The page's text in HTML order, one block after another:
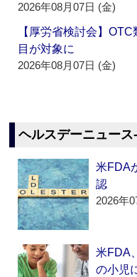
2026年08月07日 (金)
【厚労省検討会】
目が対象に
2026年08月07日 (金)
ヘルスデーニュース
米FDA
認
2026年
米FDA
の小児